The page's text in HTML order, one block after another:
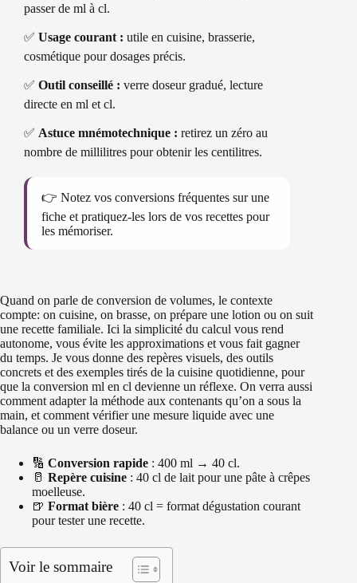
passer de ml à cl.
✅ Usage courant : utile en cuisine, brasserie,
cosmétique pour dosages précis.
✅ Outil conseillé : verre doseur gradué, lecture
directe en ml et cl.
✅ Astuce mnémotechnique : retirez un zéro au
nombre de millilitres pour obtenir les centilitres.
👉 Notez vos conversions fréquentes sur une
fiche et pratiquez-les lors de vos recettes pour
les mémoriser.
Quand on parle de conversion de volumes, le contexte
compte: on cuisine, on brasse, on prépare une lotion ou on suit
une recette familiale. Ici la simplicité du calcul vous rend
autonome, vous évite les approximations et vous fait gagner
du temps. Je vous donne des repères visuels, des outils
concrets et des exemples tirés de la cuisine quotidienne, pour
que la conversion ml en cl devienne un réflexe. On verra aussi
comment adapter la méthode aux contenants qu’on a sous la
main, et comment vérifier une mesure liquide avec une
balance ou un verre doseur.
🔢 Conversion rapide : 400 ml → 40 cl.
🥛 Repère cuisine : 40 cl de lait pour une pâte à crêpes
moelleuse.
🍺 Format bière : 40 cl = format dégustation courant
pour tester une recette.
Voir le sommaire